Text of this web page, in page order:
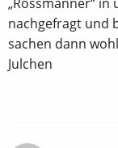
nachgefragt und
sachen dann
Julchen